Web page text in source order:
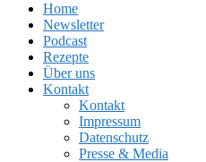
Home
Newsletter
Podcast
Rezepte
Über uns
Kontakt
Kontakt
Impressum
Datenschutz
Presse & Media